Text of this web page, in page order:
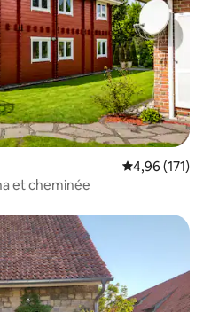
Évaluation
4,96 (171)
et cheminée